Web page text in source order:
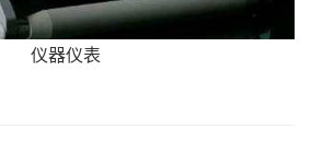
仪器仪表